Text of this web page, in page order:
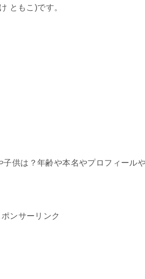
ともこ)です。
供は？年齢や本名やプロフィール
ポンサーリンク